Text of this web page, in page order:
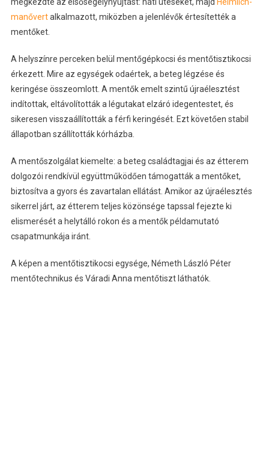
megkezdte az elsősegélynyújtást: háti ütéseket, majd Heimlich-
manővertalkalmazott, miközben a jelenlévők értesítették a
mentőket.
A helyszínre perceken belül mentőgépkocsi és mentőtisztikocsi
érkezett. Mire az egységek odaértek, a beteg légzése és
keringése összeomlott. A mentők emelt szintű újraélesztést
indítottak, eltávolították a légutakat elzáró idegentestet, és
sikeresen visszaállították a férfi keringését. Ezt követően stabil
állapotban szállították kórházba.
A mentőszolgálat kiemelte: a beteg családtagjai és az étterem
dolgozói rendkívül együttműködően támogatták a mentőket,
biztosítva a gyors és zavartalan ellátást. Amikor az újraélesztés
sikerrel járt, az étterem teljes közönsége tapssal fejezte ki
elismerését a helytálló rokon és a mentők példamutató
csapatmunkája iránt.
A képen a mentőtisztikocsi egysége, Németh László Péter
mentőtechnikus és Váradi Anna mentőtiszt láthatók.